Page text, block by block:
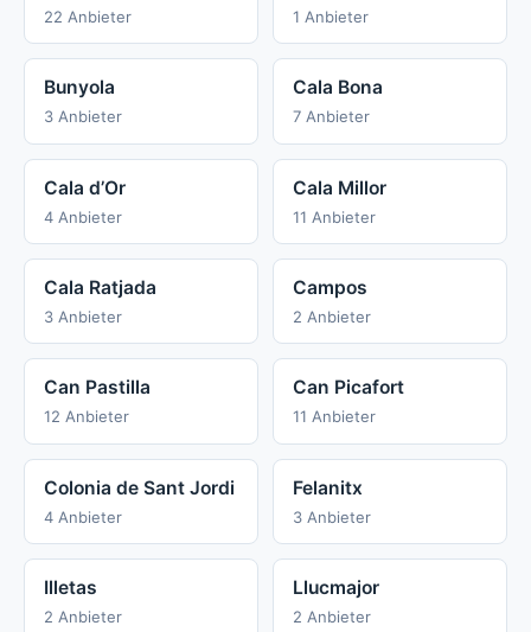
22 Anbieter 1 Anbieter
Bunyola
3 Anbieter
Cala Bona
7 Anbieter
Cala d’Or
4 Anbieter
Cala Millor
11 Anbieter
Cala Ratjada
3 Anbieter
Campos
2 Anbieter
Can Pastilla
12 Anbieter
Can Picafort
11 Anbieter
Colonia de Sant Jordi
4 Anbieter
Felanitx
3 Anbieter
Illetas
2 Anbieter
Llucmajor
2 Anbieter